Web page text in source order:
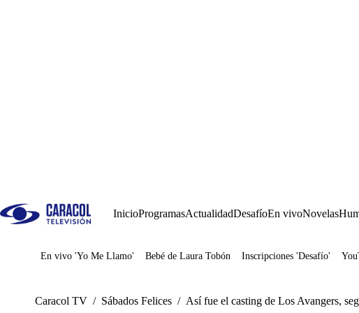
InicioProgramasActualidadDesafíoEn vivoNovelas
Juegos
En vivo 'Yo Me Llamo' Bebé de Laura Tobón Inscripciones 'Desafío'
Caracol TV / Sábados Felices / Así fue el casting de Los Avangers,